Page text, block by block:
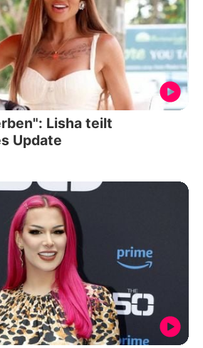
Lisha teilt
Update